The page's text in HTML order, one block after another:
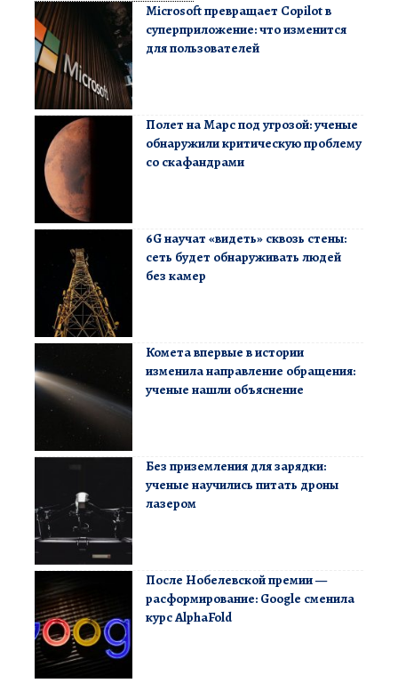
Microsoft превращает Copilot в
суперприложение: что изменится
для пользователей
Полет на Марс под угрозой: ученые
обнаружили критическую проблему
со скафандрами
6G научат «видеть» сквозь стены:
сеть будет обнаруживать людей
без камер
Комета впервые в истории
изменила направление обращения:
ученые нашли объяснение
Без приземления для зарядки:
ученые научились питать дроны
лазером
После Нобелевской премии —
расформирование: Google сменила
курс AlphaFold